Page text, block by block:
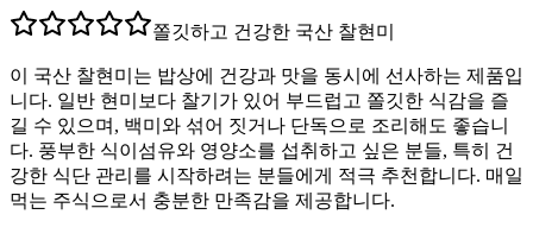
쫄깃하고 건강한 국산 찰현미
이 국산 찰현미는 밥상에 건강과 맛을 동시에 선사하는 제품입
니다. 일반 현미보다 찰기가 있어 부드럽고 쫄깃한 식감을 즐
길 수 있으며, 백미와 섞어 짓거나 단독으로 조리해도 좋습니
다. 풍부한 식이섬유와 영양소를 섭취하고 싶은 분들, 특히 건
강한 식단 관리를 시작하려는 분들에게 적극 추천합니다. 매일
먹는 주식으로서 충분한 만족감을 제공합니다.